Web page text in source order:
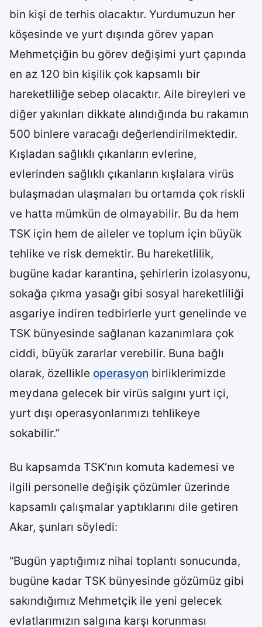
bin kişi de terhis olacaktır. Yurdumuzun her
köşesinde ve yurt dışında görev yapan
Mehmetçiğin bu görev değişimi yurt çapında
en az 120 bin kişilik çok kapsamlı bir
hareketliliğe sebep olacaktır. Aile bireyleri ve
diğer yakınları dikkate alındığında bu rakamın
500 binlere varacağı değerlendirilmektedir.
Kışladan sağlıklı çıkanların evlerine,
evlerinden sağlıklı çıkanların kışlalara virüs
bulaşmadan ulaşmaları bu ortamda çok riskli
ve hatta mümkün de olmayabilir. Bu da hem
TSK için hem de aileler ve toplum için büyük
tehlike ve risk demektir. Bu hareketlilik,
bugüne kadar karantina, şehirlerin izolasyonu,
sokağa çıkma yasağı gibi sosyal hareketliliği
asgariye indiren tedbirlerle yurt genelinde ve
TSK bünyesinde sağlanan kazanımlara çok
ciddi, büyük zararlar verebilir. Buna bağlı
olarak, özellikle operasyon birliklerimizde
meydana gelecek bir virüs salgını yurt içi,
yurt dışı operasyonlarımızı tehlikeye
sokabilir.”
Bu kapsamda TSK’nın komuta kademesi ve
ilgili personelle değişik çözümler üzerinde
kapsamlı çalışmalar yaptıklarını dile getiren
Akar, şunları söyledi:
“Bugün yaptığımız nihai toplantı sonucunda,
bugüne kadar TSK bünyesinde gözümüz gibi
sakındığımız Mehmetçik ile yeni gelecek
evlatlarımızın salgına karşı korunması